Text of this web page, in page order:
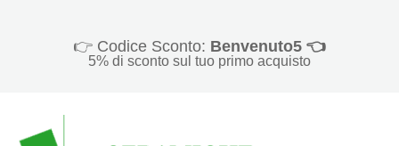
👉 Codice Sconto: Benvenuto5 👈
5% di sconto sul tuo primo acquisto